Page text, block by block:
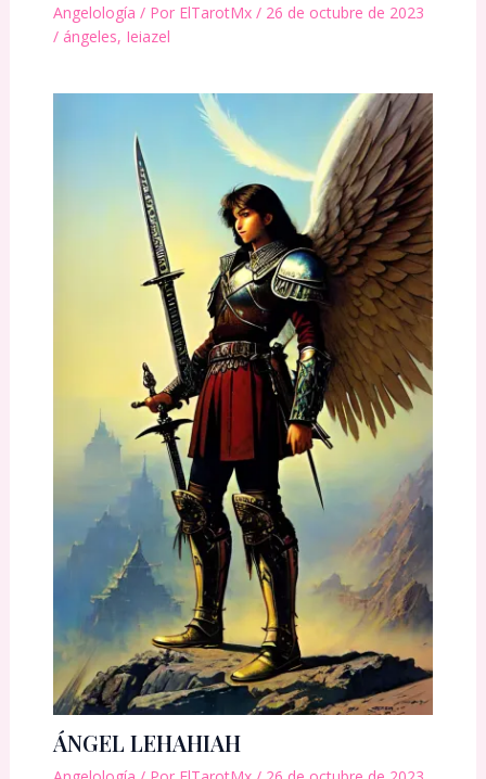
Angelología / Por ElTarotMx / 26 de octubre de 2023
/ ángeles, Ieiazel
ÁNGEL LEHAHIAH